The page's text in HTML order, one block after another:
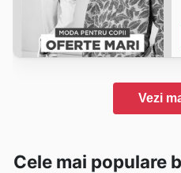
Vezi
Cele mai populare